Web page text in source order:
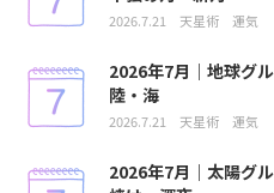
2026.7.21 天星術 運気
2026年7月｜地球グ
陸・海
2026.7.21 天星術 運気
2026年7月｜太陽グ